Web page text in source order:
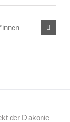
der Diakonie